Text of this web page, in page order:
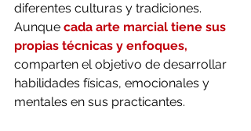
diferentes culturas y tradiciones.
Aunque cada arte marcial tiene sus
propias técnicas y enfoques,
comparten el objetivo de desarrollar
habilidades físicas, emocionales y
mentales en sus practicantes.